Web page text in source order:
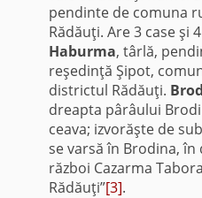
pendinte de comuna
Rădăuţi. Are 3 case şi
Haburma, târlă,
reşedinţă Şipot,
districtul Rădăuţi.
dreapta pârâului
ceava; izvorăşte de
se varsă în Brodina,
război Cazarma
Rădăuţi”[3].